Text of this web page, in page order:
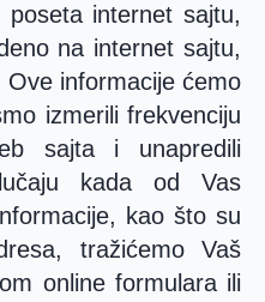
poseta internet sajtu,
na internet sajtu,
informacije ćemo
izmerili frekvenciju
sajta i unapredili
kada od Vas
kao što su
tražićemo Vaš
online formulara ili